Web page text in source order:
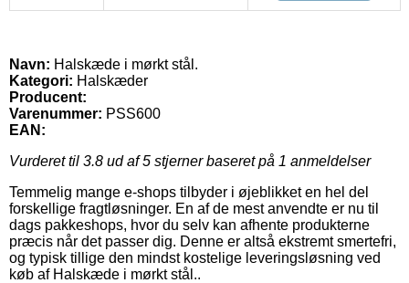
Navn: Halskæde i mørkt stål.
Kategori: Halskæder
Producent:
Varenummer: PSS600
EAN:
Vurderet til 3.8 ud af 5 stjerner baseret på 1 anmeldelser
Temmelig mange e-shops tilbyder i øjeblikket en hel del
forskellige fragtløsninger. En af de mest anvendte er nu til
dags pakkeshops, hvor du selv kan afhente produkterne
præcis når det passer dig. Denne er altså ekstremt smertefri,
og typisk tillige den mindst kostelige leveringsløsning ved
køb af Halskæde i mørkt stål..